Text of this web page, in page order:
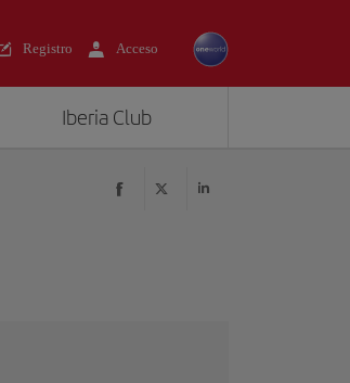
Registro Acceso
Iberia Club